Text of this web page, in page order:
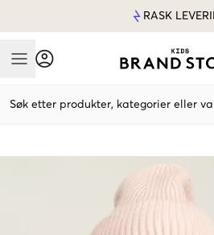
RASK
Mobile Menu
Søk etter produkter, kategorier eller